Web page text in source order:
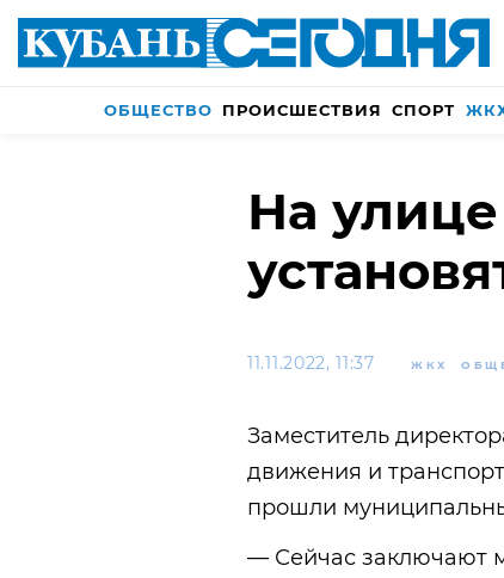
ОБЩЕСТВО ПРОИСШЕСТВИЯ СПОРТ
На
11.11.2022, 11:37 ЖКХ
Заместитель
движения и
прошли
— Сейчас заключают